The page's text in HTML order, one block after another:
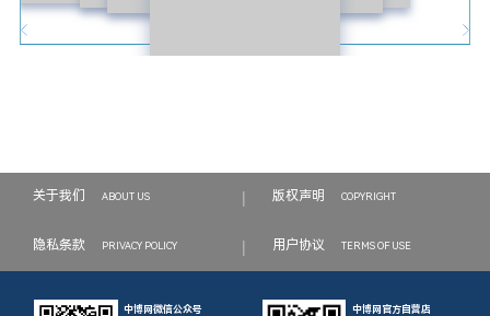
关于我们 ABOUT US | 版权声明 COPYRIGHT
隐私条款 PRIVACY POLICY | 用户协议 TERMS OF USE
中博网微信公众号 中博网官方自营店